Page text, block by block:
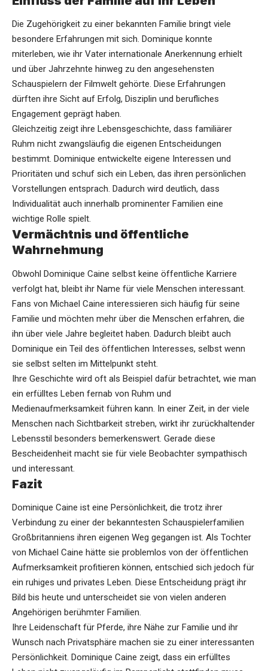
Die Zugehörigkeit zu einer bekannten Familie bringt viele
besondere Erfahrungen mit sich. Dominique konnte
miterleben, wie ihr Vater internationale Anerkennung erhielt
und über Jahrzehnte hinweg zu den angesehensten
Schauspielern der Filmwelt gehörte. Diese Erfahrungen
dürften ihre Sicht auf Erfolg, Disziplin und berufliches
Engagement geprägt haben.
Gleichzeitig zeigt ihre Lebensgeschichte, dass familiärer
Ruhm nicht zwangsläufig die eigenen Entscheidungen
bestimmt. Dominique entwickelte eigene Interessen und
Prioritäten und schuf sich ein Leben, das ihren persönlichen
Vorstellungen entsprach. Dadurch wird deutlich, dass
Individualität auch innerhalb prominenter Familien eine
wichtige Rolle spielt.
Vermächtnis und öffentliche
Wahrnehmung
Obwohl Dominique Caine selbst keine öffentliche Karriere
verfolgt hat, bleibt ihr Name für viele Menschen interessant.
Fans von Michael Caine interessieren sich häufig für seine
Familie und möchten mehr über die Menschen erfahren, die
ihn über viele Jahre begleitet haben. Dadurch bleibt auch
Dominique ein Teil des öffentlichen Interesses, selbst wenn
sie selbst selten im Mittelpunkt steht.
Ihre Geschichte wird oft als Beispiel dafür betrachtet, wie man
ein erfülltes Leben fernab von Ruhm und
Medienaufmerksamkeit führen kann. In einer Zeit, in der viele
Menschen nach Sichtbarkeit streben, wirkt ihr zurückhaltender
Lebensstil besonders bemerkenswert. Gerade diese
Bescheidenheit macht sie für viele Beobachter sympathisch
und interessant.
Fazit
Dominique Caine ist eine Persönlichkeit, die trotz ihrer
Verbindung zu einer der bekanntesten Schauspielerfamilien
Großbritanniens ihren eigenen Weg gegangen ist. Als Tochter
von Michael Caine hätte sie problemlos von der öffentlichen
Aufmerksamkeit profitieren können, entschied sich jedoch für
ein ruhiges und privates Leben. Diese Entscheidung prägt ihr
Bild bis heute und unterscheidet sie von vielen anderen
Angehörigen berühmter Familien.
Ihre Leidenschaft für Pferde, ihre Nähe zur Familie und ihr
Wunsch nach Privatsphäre machen sie zu einer interessanten
Persönlichkeit. Dominique Caine zeigt, dass ein erfülltes